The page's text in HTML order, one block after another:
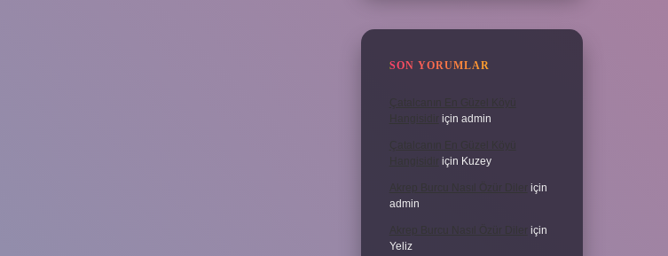
SON YORUMLAR
Çatalcanın En Güzel Köyü
için admin
Çatalcanın En Güzel Köyü
Hangisidir
için Kuzey
Akrep Burcu Nasıl Özür Diler
için
admin
Akrep Burcu Nasıl Özür Diler
için
Yeliz